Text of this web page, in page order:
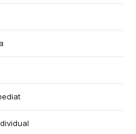
rămâne in sarcina